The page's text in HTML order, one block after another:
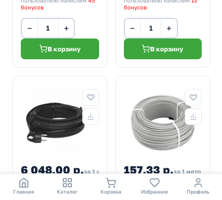
бонусов
− +
В корзину
бонусов
− +
В корзину
6 048,00 р.за 1 шт 7 200,00
* цена указана с учетом
НДС.
157,33 р.за 1 метр
* цена указана с учетом
Главная Каталог Корзина Избранное Профиль